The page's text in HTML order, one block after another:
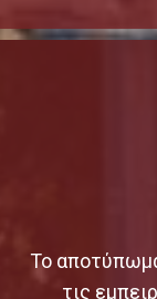
Το
τις